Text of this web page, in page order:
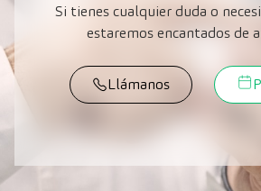
Si tienes cualquier duda o
estaremos encantados de
Llámanos